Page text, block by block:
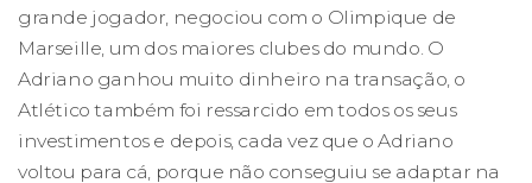
grande jogador, negociou com o Olimpique de
Marseille, um dos maiores clubes do mundo. O
Adriano ganhou muito dinheiro na transação, o
Atlético também foi ressarcido em todos os seus
investimentos e depois, cada vez que o Adriano
voltou para cá, porque não conseguiu se adaptar na